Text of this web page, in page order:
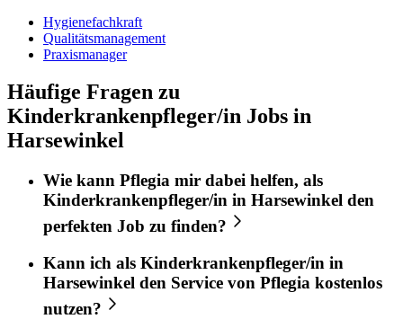
Hygienefachkraft
Qualitätsmanagement
Praxismanager
Häufige Fragen zu
Kinderkrankenpfleger/in Jobs in
Harsewinkel
Wie kann Pflegia mir dabei helfen, als
Kinderkrankenpfleger/in in Harsewinkel den
perfekten Job zu finden?
Kann ich als Kinderkrankenpfleger/in in
Harsewinkel den Service von Pflegia kostenlos
nutzen?